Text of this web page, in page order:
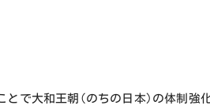
で大和王朝(のちの日本)の体制強